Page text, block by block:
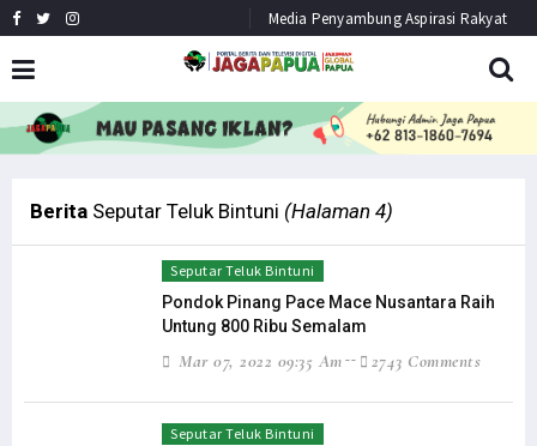
Media Penyambung Aspirasi Rakyat
Berita Seputar Teluk Bintuni (Halaman 4)
Seputar Teluk Bintuni
Pondok Pinang Pace Mace Nusantara Raih
Untung 800 Ribu Semalam
Mar 07, 2022 09:35 Am 2743 Comments
Seputar Teluk Bintuni